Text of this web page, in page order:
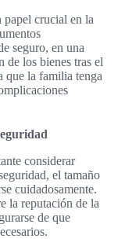
papel crucial en la
seguro, en una
de los bienes tras el
que la familia tenga
considerar
el tamaño
cuidadosamente.
la reputación de la
de que